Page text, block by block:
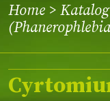
Home > Katalog